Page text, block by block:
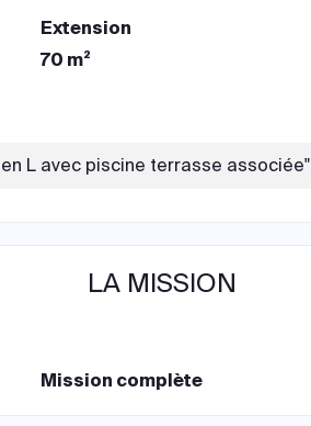
Extension
70 m²
L avec piscine terrasse associée"
LA MISSION
Mission complète